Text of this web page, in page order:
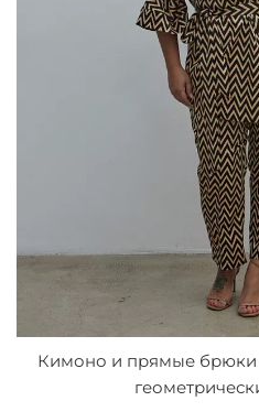
Кимоно и прямые брюки